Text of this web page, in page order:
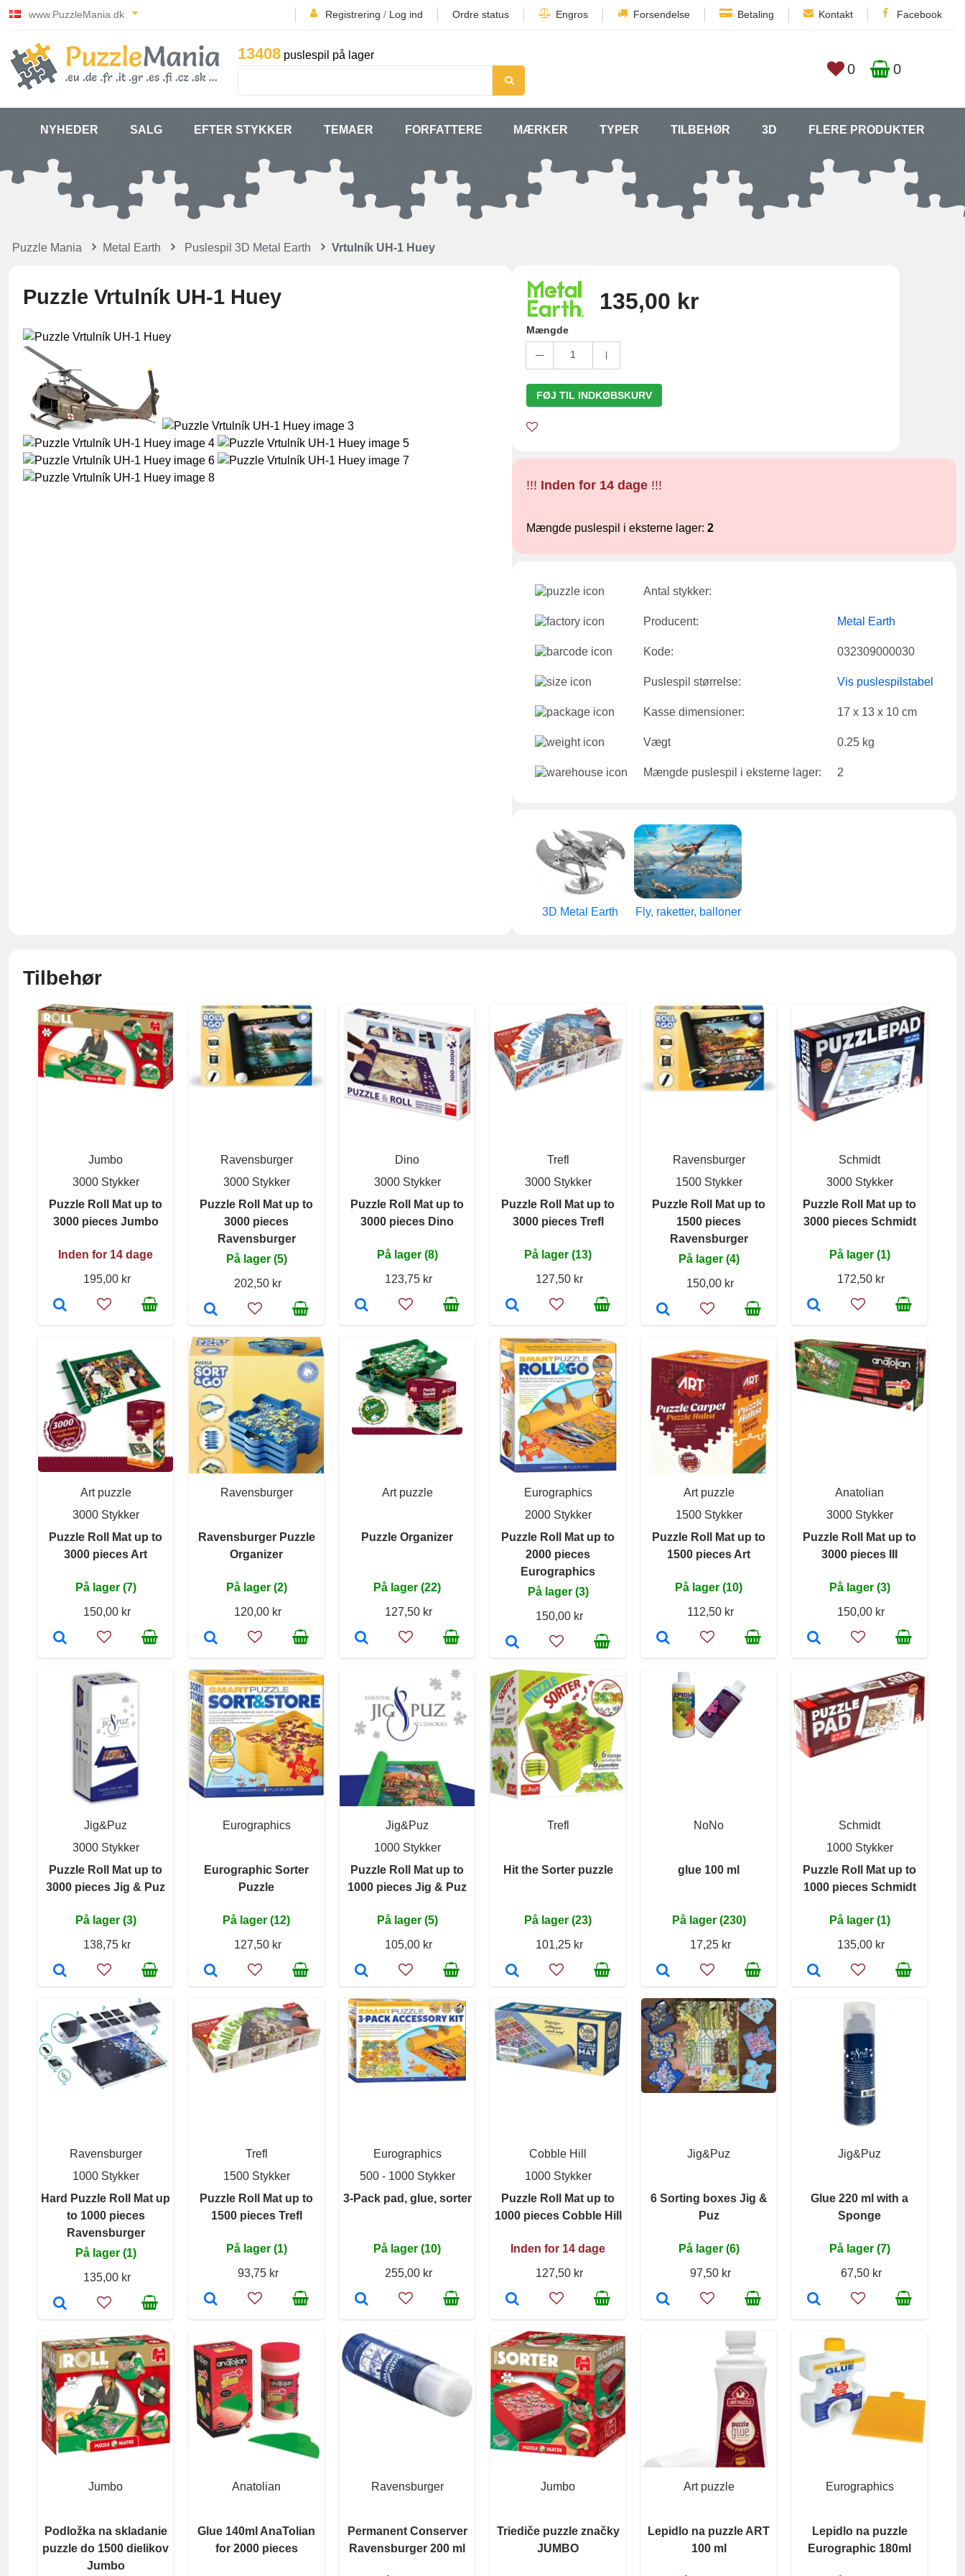
www.PuzzleMania.dk Registrering / Log ind Ordre status Engros Forsendelse Betaling Kontakt Facebook
13408 puslespil på lager
0 0
NYHEDER SALG EFTER STYKKER TEMAER FORFATTERE MÆRKER TYPER TILBEHØR 3D FLERE PRODUKTER
Puzzle Mania Metal Earth Puslespil 3D Metal Earth Vrtulník UH-1 Huey
Puzzle Vrtulník UH-1 Huey 135,00 kr
Mængde
1
FØJ TIL INDKØBSKURV
!!! Inden for 14 dage !!!
Mængde puslespil i eksterne lager: 2
Antal stykker:
Producent: Metal Earth
Kode: 032309000030
Puslespil størrelse: Vis puslespilstabel
Kasse dimensioner: 17 x 13 x 10 cm
Vægt 0.25 kg
Mængde puslespil i eksterne lager: 2
3D Metal Earth Fly, raketter, balloner
Tilbehør
Jumbo
3000 Stykker
Puzzle Roll Mat up to
3000 pieces Jumbo
Inden for 14 dage
195,00 kr
Ravensburger
3000 Stykker
Puzzle Roll Mat up to
3000 pieces
Ravensburger
På lager (5)
202,50 kr
Dino
3000 Stykker
Puzzle Roll Mat up to
3000 pieces Dino
På lager (8)
123,75 kr
Trefl
3000 Stykker
Puzzle Roll Mat up to
3000 pieces Trefl
På lager (13)
127,50 kr
Ravensburger
1500 Stykker
Puzzle Roll Mat up to
1500 pieces
Ravensburger
På lager (4)
150,00 kr
Schmidt
3000 Stykker
Puzzle Roll Mat up to
3000 pieces Schmidt
På lager (1)
172,50 kr
Art puzzle
3000 Stykker
Puzzle Roll Mat up to
3000 pieces Art
På lager (7)
150,00 kr
Ravensburger
Ravensburger Puzzle
Organizer
På lager (2)
120,00 kr
Art puzzle
Puzzle Organizer
På lager (22)
127,50 kr
Eurographics
2000 Stykker
Puzzle Roll Mat up to
2000 pieces
Eurographics
På lager (3)
150,00 kr
Art puzzle
1500 Stykker
Puzzle Roll Mat up to
1500 pieces Art
På lager (10)
112,50 kr
Anatolian
3000 Stykker
Puzzle Roll Mat up to
3000 pieces III
På lager (3)
150,00 kr
Jig&Puz
3000 Stykker
Puzzle Roll Mat up to
3000 pieces Jig & Puz
På lager (3)
138,75 kr
Eurographics
Eurographic Sorter
Puzzle
På lager (12)
127,50 kr
Jig&Puz
1000 Stykker
Puzzle Roll Mat up to
1000 pieces Jig & Puz
På lager (5)
105,00 kr
Trefl
Hit the Sorter puzzle
På lager (23)
101,25 kr
NoNo
glue 100 ml
På lager (230)
17,25 kr
Schmidt
1000 Stykker
Puzzle Roll Mat up to
1000 pieces Schmidt
På lager (1)
135,00 kr
Ravensburger
1000 Stykker
Hard Puzzle Roll Mat up
to 1000 pieces
Ravensburger
På lager (1)
135,00 kr
Trefl
1500 Stykker
Puzzle Roll Mat up to
1500 pieces Trefl
På lager (1)
93,75 kr
Eurographics
500 - 1000 Stykker
3-Pack pad, glue, sorter
På lager (10)
255,00 kr
Cobble Hill
1000 Stykker
Puzzle Roll Mat up to
1000 pieces Cobble Hill
Inden for 14 dage
127,50 kr
Jig&Puz
6 Sorting boxes Jig &
Puz
På lager (6)
97,50 kr
Jig&Puz
Glue 220 ml with a
Sponge
På lager (7)
67,50 kr
Jumbo
Podložka na skladanie
puzzle do 1500 dielikov
Jumbo
Anatolian
Glue 140ml AnaTolian
for 2000 pieces
Ravensburger
Permanent Conserver
Ravensburger 200 ml
Jumbo
Triediče puzzle značky
JUMBO
Art puzzle
Lepidlo na puzzle ART
100 ml
Eurographics
Lepidlo na puzzle
Eurographic 180ml